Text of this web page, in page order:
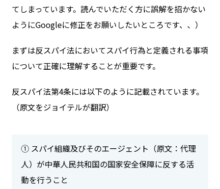
てしまっています。読んでいただく方に誤解を招かない
ようにGoogleに修正をお願いしたいところです、、）
まずは反スパイ法においてスパイ行為と定義される事項
について正確に理解することが重要です。
反スパイ法第4条には以下のように記載されています。
（原文をジョイテルが翻訳）
① スパイ組織及びそのエージェント（原文：代理
人）が中華人民共和国の国家安全保障に反する活
動を行うこと